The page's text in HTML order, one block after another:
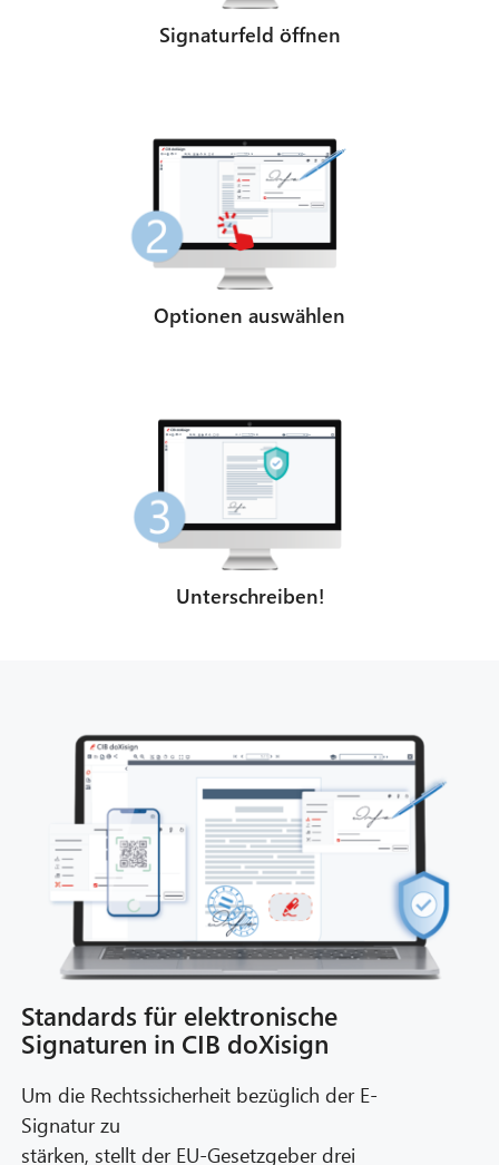
Signaturfeld öffnen
Optionen auswählen
Unterschreiben!
Standards für elektronische
Signaturen in CIB doXisign
Um die Rechtssicherheit bezüglich der E-
Signatur zu
stärken, stellt der EU-Gesetzgeber drei
CIB AI ChatBot
Hallo! Was kann ich für Sie tun?